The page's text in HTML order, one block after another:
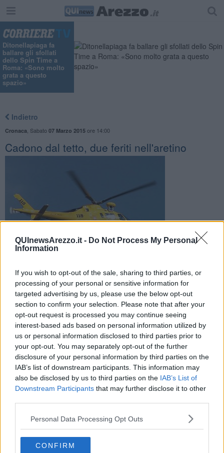
QUInewsArezzo.it - Do Not Process My Personal
Information
If you wish to opt-out of the sale, sharing to third parties, or
processing of your personal or sensitive information for
targeted advertising by us, please use the below opt-out
section to confirm your selection. Please note that after your
opt-out request is processed you may continue seeing
interest-based ads based on personal information utilized by
us or personal information disclosed to third parties prior to
your opt-out. You may separately opt-out of the further
disclosure of your personal information by third parties on the
IAB’s list of downstream participants. This information may
also be disclosed by us to third parties on the IAB’s List of
Downstream Participants that may further disclose it to other
Personal Data Processing Opt Outs
CONFIRM
Ditonellapiaga fa
ballare gli sfollati
dello Spin Time a
Roma: «Sono molto
grata a questo
spazio»
Indietro
Cronaca Sabato 07 Marzo 2015ore 14:00
Cadono dal tetto, due feriti nell'aretino
I due uomini stavano cercando di riparare alcune strutture
rovinate dal forte vento dei giorni scorsi. Gli incidenti sono
avvenuti in due zone diverse
PROVINCIA DI AREZZO —A Camucia di Cortona un uomo di
anni proprietario di un vivaio, è caduto dal tetto di una serra
battendo la testa. Subito soccorso dal 118 èstato trasferito con
l'elicottero Pegaso alle Scotte di Sienain codice rosso.
tetto della sua abitazioneriportando un trauma cranico. Subito
soccorso dal 118 èstato trasportato all'ospedale di Arezzo